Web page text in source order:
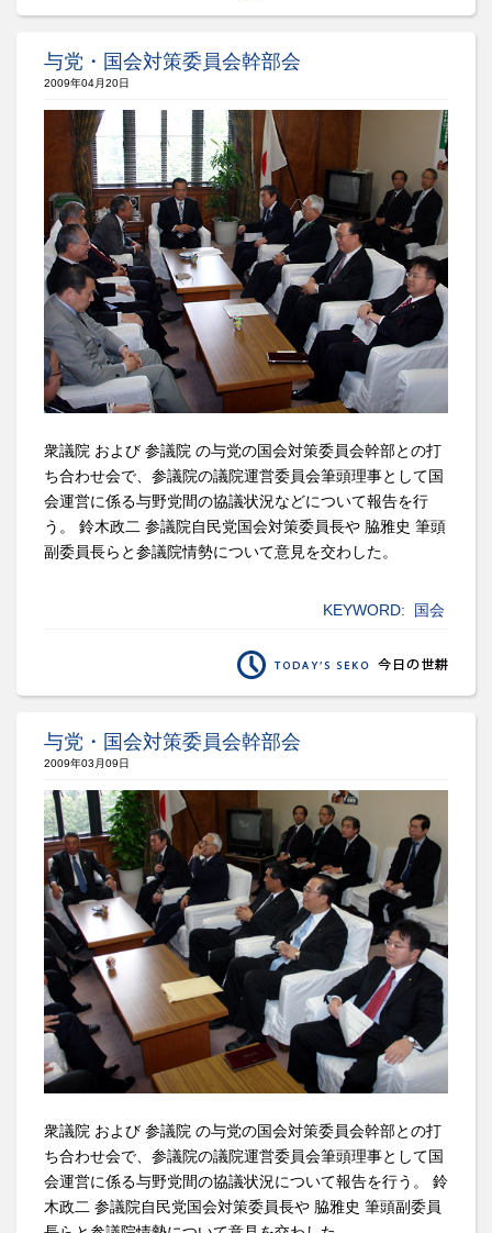
与党・国会対策委員会幹部会
2009年04月20日
衆議院 および 参議院 の与党の国会対策委員会幹部との打
ち合わせ会で、参議院の議院運営委員会筆頭理事として国
会運営に係る与野党間の協議状況などについて報告を行
う。 鈴木政二 参議院自民党国会対策委員長や 脇雅史 筆頭
副委員長らと参議院情勢について意見を交わした。
KEYWORD: 国会
与党・国会対策委員会幹部会
2009年03月09日
衆議院 および 参議院 の与党の国会対策委員会幹部との打
ち合わせ会で、参議院の議院運営委員会筆頭理事として国
会運営に係る与野党間の協議状況について報告を行う。 鈴
木政二 参議院自民党国会対策委員長や 脇雅史 筆頭副委員